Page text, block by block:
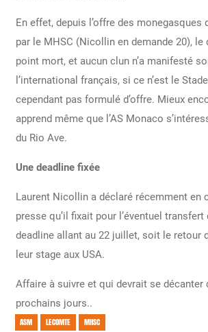
En effet, depuis l’offre des monegasques
par le MHSC (Nicollin en demande 20),
point mort, et aucun clun n’a manifesté
l’international français, si ce n’est le
cependant pas formulé d’offre. Mieux
apprend même que l’AS Monaco
du Rio Ave.
Une deadline fixée
Laurent Nicollin a déclaré récemment en
presse qu’il fixait pour l’éventuel transfert
deadline allant au 22 juillet, soit le retour
leur stage aux USA.
Affaire à suivre et qui devrait se décanter
prochains jours..
ASM LECOMTE MHSC